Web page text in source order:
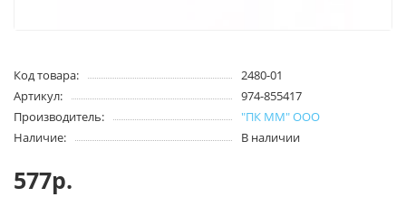
Код товара:
2480-01
Артикул:
974-855417
Производитель:
"ПК ММ" ООО
Наличие:
В наличии
577р.